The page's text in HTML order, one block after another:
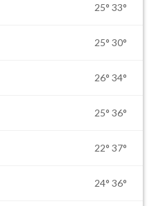
25° 33°
25° 30°
26° 34°
25° 36°
22° 37°
24° 36°